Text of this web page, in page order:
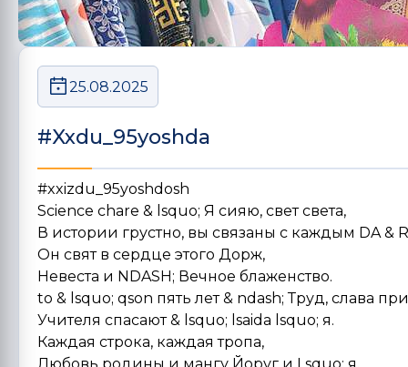
25.08.2025
#Xxdu_95yoshda
#xxizdu_95yoshdosh
Science chare & lsquo; Я сияю, свет света,
В истории грустно, вы связаны с каждым DA &
Он свят в сердце этого Дорж,
Невеста и NDASH; Вечное блаженство.
to & lsquo; qson пять лет & ndash; Труд, слава
Учителя спасают & lsquo; lsaida lsquo; я.
Каждая строка, каждая тропа,